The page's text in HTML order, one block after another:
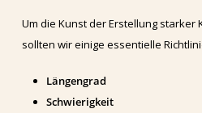
Um die Kunst der Erstellung
sollten wir einige essentielle
Längengrad
Schwierigkeit